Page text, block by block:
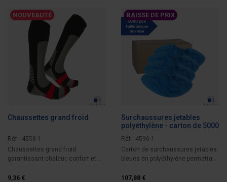
NOUVEAUTÉ
Chaussettes grand froid
Réf : 4558-1
Chaussettes grand froid
garantissant chaleur, confort et
résistance tout...
9,36 €
BAISSE DE PRIX
Surchaussures jetables
polyéthylène - carton de 5000
Réf : 4596-1
Carton de surchaussures jetables
bleues en polyéthylène permettant
de...
107,88 €